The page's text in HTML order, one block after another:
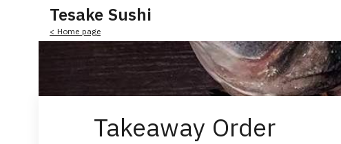
Tesake Sushi
< Home page
Takeaway Order